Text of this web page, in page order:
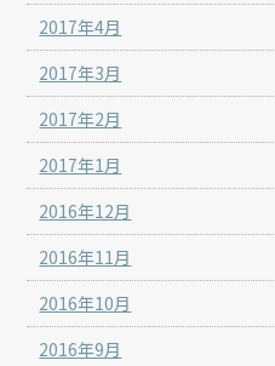
2017年4月
2017年3月
2017年2月
2017年1月
2016年12月
2016年11月
2016年10月
2016年9月